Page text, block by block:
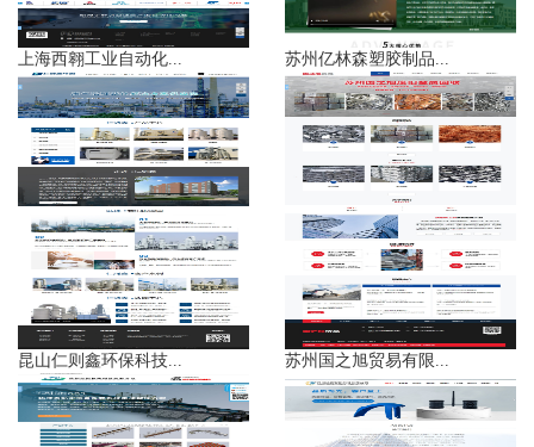
上海西翱工业自动化... 苏州亿林森塑胶制品...
昆山仁则鑫环保科技... 苏州国之旭贸易有限...